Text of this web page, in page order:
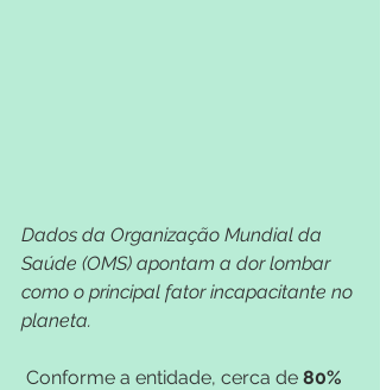
Dados da Organização Mundial da
Saúde (OMS) apontam a dor lombar
como o principal fator incapacitante no
planeta.
Conforme a entidade, cerca de 80%